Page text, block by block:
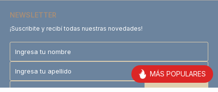
NEWSLETTER
¡Suscribite y recibí todas nuestras novedades!
MÁS POPULARES